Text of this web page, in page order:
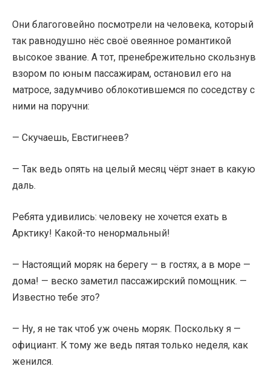
Они благоговейно посмотрели на человека, который
так равнодушно нёс своё овеянное романтикой
высокое звание. А тот, пренебрежительно скользнув
взором по юным пассажирам, остановил его на
матросе, задумчиво облокотившемся по соседству с
ними на поручни:
— Скучаешь, Евстигнеев?
— Так ведь опять на целый месяц чёрт знает в какую
даль.
Ребята удивились: человеку не хочется ехать в
Арктику! Какой-то ненормальный!
— Настоящий моряк на берегу — в гостях, а в море —
дома! — веско заметил пассажирский помощник. —
Известно тебе это?
— Ну, я не так чтоб уж очень моряк. Поскольку я —
официант. К тому же ведь пятая только неделя, как
женился.